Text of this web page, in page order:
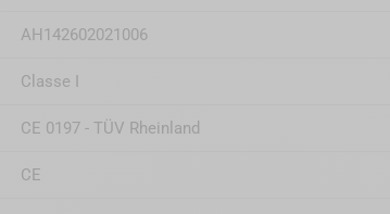
AH142602021006
Classe I
CE 0197 - TÜV Rheinland
CE